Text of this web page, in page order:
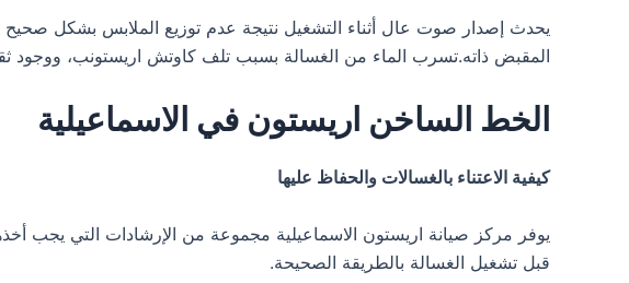
يحدث إصدار صوت عال أثناء التشغيل نتيجة عدم توزيع الملابس بشكل
المقبض ذاته.تسرب الماء من الغسالة بسبب تلف كاوتش اريستونب، ووجود
الخط الساخن اريستون في الاسماعيلية
كيفية الاعتناء بالغسالات والحفاظ عليها
يوفر مركز صيانة اريستون الاسماعيلية مجموعة من الإرشادات التي يجب
قبل تشغيل الغسالة بالطريقة الصحيحة.